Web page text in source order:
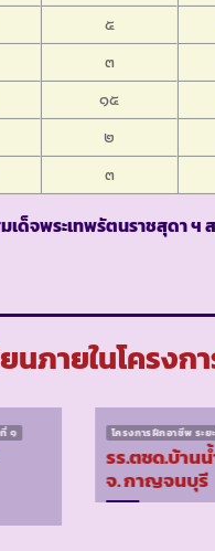
๕
๓
๑๕
๒
๓
ด็จพระเทพรัตนราชสุดา ฯ
ยนภายในโครง
๑ โครงการฝึกอาชีพ ระย
รร.ตชด.บ้าน
จ. กาญจนบุรี